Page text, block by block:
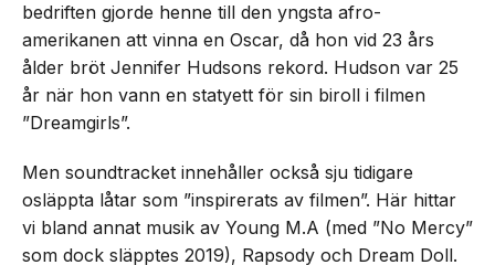
bedriften gjorde henne till den yngsta afro-
amerikanen att vinna en Oscar, då hon vid 23 års
ålder bröt Jennifer Hudsons rekord. Hudson var 25
år när hon vann en statyett för sin biroll i filmen
”Dreamgirls”.
Men soundtracket innehåller också sju tidigare
osläppta låtar som ”inspirerats av filmen”. Här hittar
vi bland annat musik av Young M.A (med ”No Mercy”
som dock släpptes 2019), Rapsody och Dream Doll.